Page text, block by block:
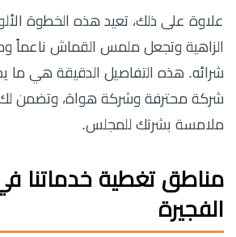
علاوة على ذلك، تعيد هذه الخطوة
الزاهية وتجعل ملمس القماش ناعماً
شرائه. هذه التفاصيل الدقيقة هي ما
شركة محترفة وشركة هواة، وتضمن لك
ملامسة بشرتك للمجلس.
مناطق تغطية خدماتنا
الفجيرة